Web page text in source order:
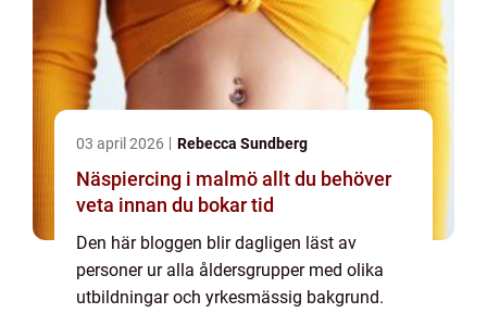
03 april 2026 Rebecca Sundberg
Näspiercing i malmö allt du behöver
veta innan du bokar tid
Den här bloggen blir dagligen läst av
personer ur alla åldersgrupper med olika
utbildningar och yrkesmässig bakgrund.